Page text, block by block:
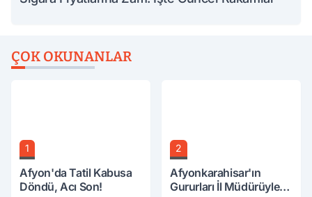
ÇOK OKUNANLAR
1
Afyon'da Tatil Kabusa
Döndü, Acı Son!
2
Afyonkarahisar'ın
Gururları İl Müdürüyle